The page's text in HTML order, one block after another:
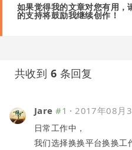
如果觉得我的文章对您有用，
的支持将鼓励我继续创作！
共收到 6 条回复
Jare #1 ·2017年08月
日常工作中，
我们选择换换平台换换工